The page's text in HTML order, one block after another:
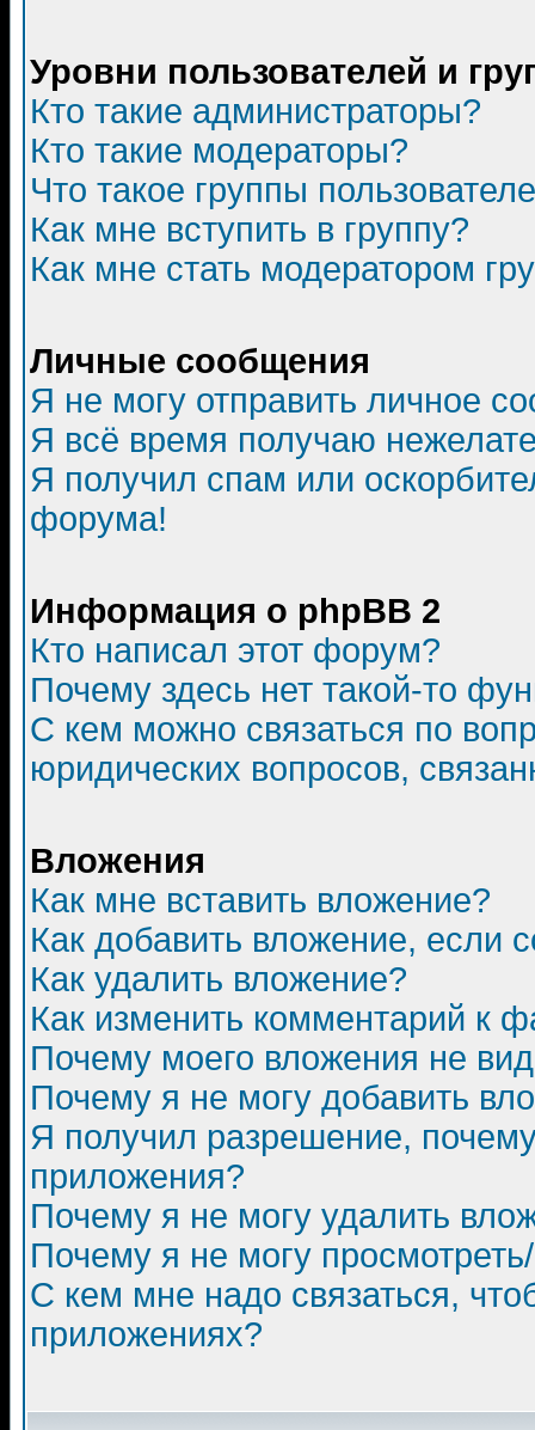
Уровни пользователей и
Кто такие администраторы?
Кто такие модераторы?
Что такое группы
Как мне вступить в группу?
Как мне стать модератором
Личные сообщения
Я не могу отправить личное
Я всё время получаю
Я получил спам или
форума!
Информация о phpBB 2
Кто написал этот форум?
Почему здесь нет такой-то
С кем можно связаться по
юридических вопросов,
Вложения
Как мне вставить вложение?
Как добавить вложение, если
Как удалить вложение?
Как изменить комментарий к
Почему моего вложения не
Почему я не могу добавить
Я получил разрешение,
приложения?
Почему я не могу удалить
Почему я не могу
С кем мне надо связаться,
приложениях?